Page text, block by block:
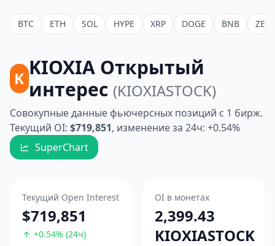
BTC ETH SOL HYPE XRP DOGE BNB ZEC
K KIOXIA Открытый
интерес (KIOXIASTOCK)
Совокупные данные фьючерсных позиций с 1 бирж.
Текущий OI: $719,851, изменение за 24ч: +0.54%
SuperChart
Текущий Open Interest
$719,851
+0.54% (24ч)
OI в монетах
2,399.43
KIOXIASTOCK